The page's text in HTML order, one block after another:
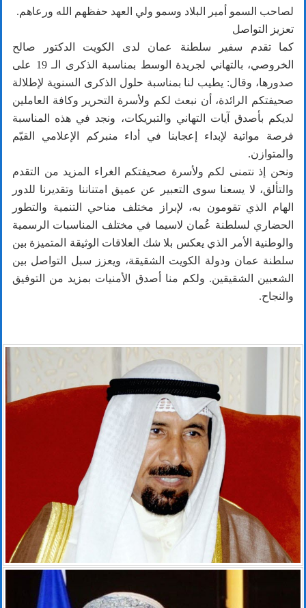
لصاحب السمو أمير البلاد وسمو ولي العهد حفظهم الله ورعاهم.
تعزيز التواصل
كما تقدم سفير سلطنة عمان لدى الكويت الدكتور صالح
الخروصي، بالتهاني لجريدة الوسط بمناسبة الذكرى الـ 19 على
صدورها، وقال: يطيب لنا بمناسبة حلول الذكرى السنوية لإطلالة
صحيفتكم الرائدة، أن نبعث لكم ولأسرة التحرير وكافة العاملين
لديكم بأصدق آيات التهاني والتبريكات، ونجد في هذه المناسبة
فرصة مواتية لإبداء إعجابنا في أداء منبركم الإعلامي القيّم
والمتوازن.
ونحن إذ نتمنى لكم ولأسرة صحيفتكم الغراء المزيد من التقدم
والتألق، لا يسعنا سوى التعبير عن عميق امتناننا وتقديرنا للدور
الهام الذي تقومون به، لإبراز مختلف مناحي التنمية والتطور
الحضاري لسلطنة عُمان لاسيما في مختلف المناسبات الرسمية
والوطنية الأمر الذي يعكس بلا شك العلاقات الوثيقة المتميزة بين
سلطنة عمان ودولة الكويت الشقيقة، ويعزز سبل التواصل بين
الشعبين الشقيقين. ولكم منا أصدق الأمنيات بمزيد من التوفيق
والنجاح.